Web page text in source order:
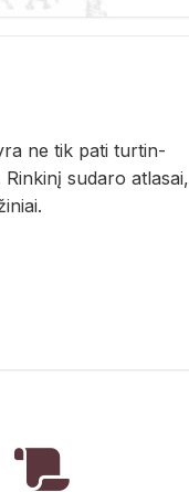
ne tik pati tur­tin­
su­da­ro at­la­sai,